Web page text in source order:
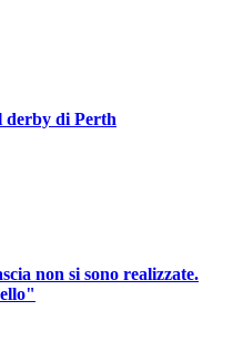
derby di Perth
non si sono realizzate.